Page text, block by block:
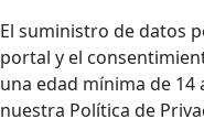
El suministro de datos
portal y el
una edad mínima de 14
nuestra Política de